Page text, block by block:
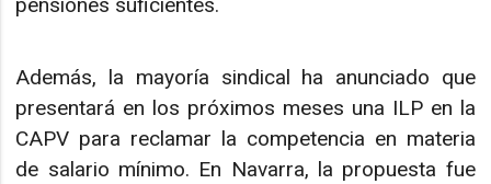
Además, la mayoría sindical ha anunciado que
presentará en los próximos meses una ILP en la
CAPV para reclamar la competencia en materia
de salario mínimo. En Navarra, la propuesta fue